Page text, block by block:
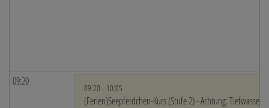
09:20
09:20 - 10:05
(Ferien)Seepferdchen-Kurs (Stufe 2) - Achtung: Tiefwasser!